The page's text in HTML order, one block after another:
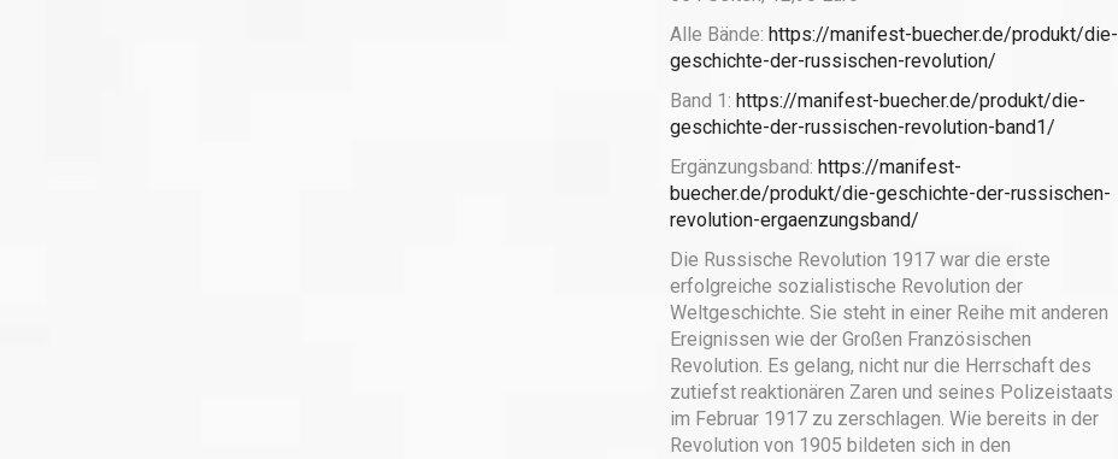
Alle Bände: https://manifest-buecher.de/produkt/die-
geschichte-der-russischen-revolution/
Band 1: https://manifest-buecher.de/produkt/die-
geschichte-der-russischen-revolution-band1/
Ergänzungsband: https://manifest-
buecher.de/produkt/die-geschichte-der-russischen-
revolution-ergaenzungsband/
Die Russische Revolution 1917 war die erste
erfolgreiche sozialistische Revolution der
Weltgeschichte. Sie steht in einer Reihe mit anderen
Ereignissen wie der Großen Französischen
Revolution. Es gelang, nicht nur die Herrschaft des
zutiefst reaktionären Zaren und seines Polizeistaats
im Februar 1917 zu zerschlagen. Wie bereits in der
Revolution von 1905 bildeten sich in den